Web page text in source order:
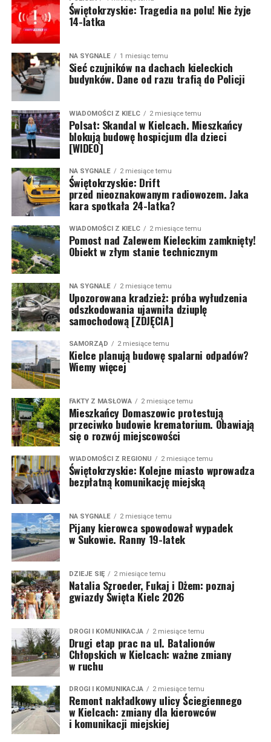
Świętokrzyskie: Tragedia na polu! Nie żyje
14-latka
NA SYGNALE 1 miesiąc temu
Sieć czujników na dachach kieleckich
budynków. Dane od razu trafią do Policji
WIADOMOŚCI Z KIELC 2 miesiące temu
Polsat: Skandal w Kielcach. Mieszkańcy
blokują budowę hospicjum dla dzieci
[WIDEO]
NA SYGNALE 2 miesiące temu
Świętokrzyskie: Drift
przed nieoznakowanym radiowozem. Jaka
kara spotkała 24-latka?
WIADOMOŚCI Z KIELC 2 miesiące temu
Pomost nad Zalewem Kieleckim zamknięty!
Obiekt w złym stanie technicznym
NA SYGNALE 2 miesiące temu
Upozorowana kradzież: próba wyłudzenia
odszkodowania ujawniła dziuplę
samochodową [ZDJĘCIA]
SAMORZĄD 2 miesiące temu
Kielce planują budowę spalarni odpadów?
Wiemy więcej
FAKTY Z MASŁOWA 2 miesiące temu
Mieszkańcy Domaszowic protestują
przeciwko budowie krematorium. Obawiają
się o rozwój miejscowości
WIADOMOŚCI Z REGIONU 2 miesiące temu
Świętokrzyskie: Kolejne miasto wprowadza
bezpłatną komunikację miejską
NA SYGNALE 2 miesiące temu
Pijany kierowca spowodował wypadek
w Sukowie. Ranny 19-latek
DZIEJE SIĘ 2 miesiące temu
Natalia Szroeder, Fukaj i Dżem: poznaj
gwiazdy Święta Kielc 2026
DROGI I KOMUNIKACJA 2 miesiące temu
Drugi etap prac na ul. Batalionów
Chłopskich w Kielcach: ważne zmiany
w ruchu
DROGI I KOMUNIKACJA 2 miesiące temu
Remont nakładkowy ulicy Ściegiennego
w Kielcach: zmiany dla kierowców
i komunikacji miejskiej